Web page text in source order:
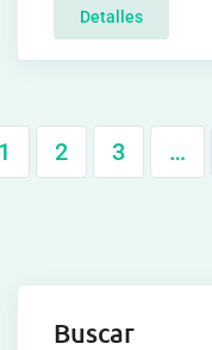
Detalles
2 3 …
Buscar